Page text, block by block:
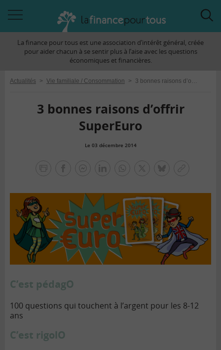
àLa finance pour tous est une association d’intérêt général, créée
pour aider chacun à se sentir plus à l’aise avec les questions
économiques et financières.
Actualités > Vie familiale / Consommation > 3 bonnes raisons d’offrir SuperEuro
3 bonnes raisons d’offrir
SuperEuro
Le 03 décembre 2014
lien
C’est pédagO
100 questions qui touchent à l’argent pour les 8-12
ans
C’est rigolO